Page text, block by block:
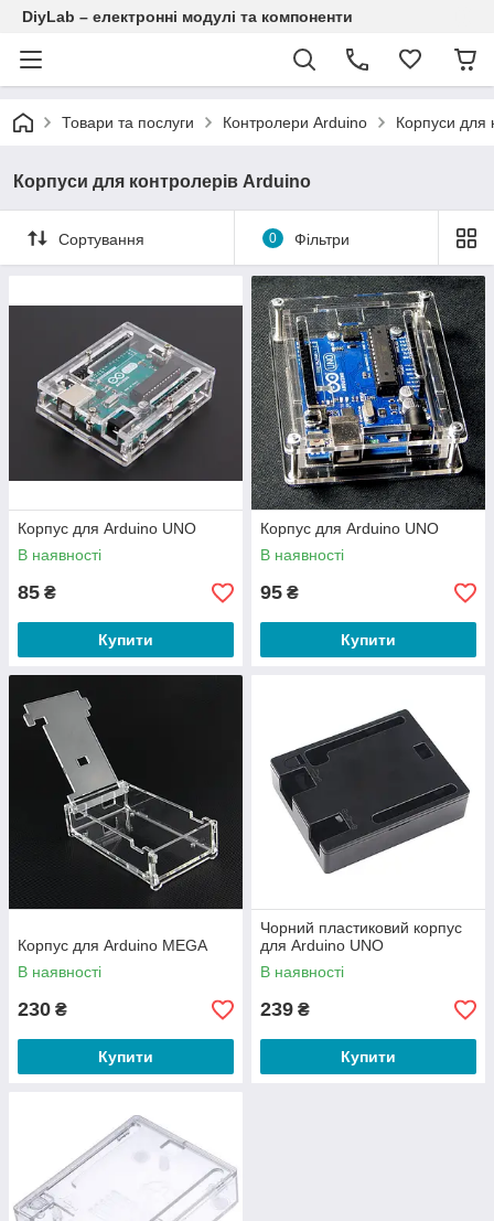
DiyLab – електронні модулі та компоненти
Товари та послуги Контролери Arduino Корпуси для
Корпуси для контролерів Arduino
Сортування 0 Фільтри
Корпус для Arduino UNO
В наявності
85 ₴
Купити
Корпус для Arduino UNO
В наявності
95 ₴
Купити
Корпус для Arduino MEGA
В наявності
230 ₴
Купити
Чорний пластиковий корпус
для Arduino UNO
В наявності
239 ₴
Купити